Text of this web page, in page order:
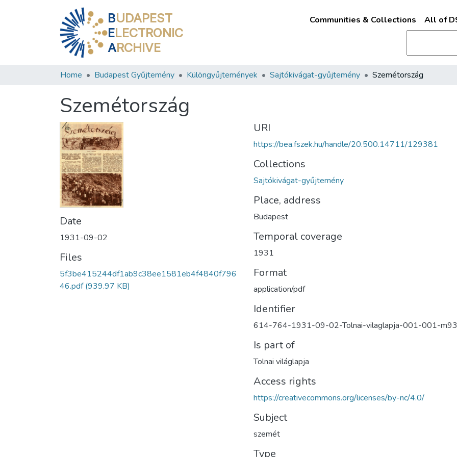
BUDAPEST
ELECTRONIC
ARCHIVE
Communities & Collections All of
Home Budapest Gyűjtemény Különgyűjtemények Sajtókivágat-gyűjtemény Szemétország
Szemétország
Date
1931-09-02
Files
5f3be415244df1ab9c38ee1581eb4f4840f796
46.pdf(939.97 KB)
URI
https://bea.fszek.hu/handle/20.500.14711/129381
Collections
Sajtókivágat-gyűjtemény
Place, address
Budapest
Temporal coverage
1931
Format
application/pdf
Identifier
614-764-1931-09-02-Tolnai-vilaglapja-001-001-
Is part of
Tolnai világlapja
Access rights
https://creativecommons.org/licenses/by-nc/4.0/
Subject
szemét
Type